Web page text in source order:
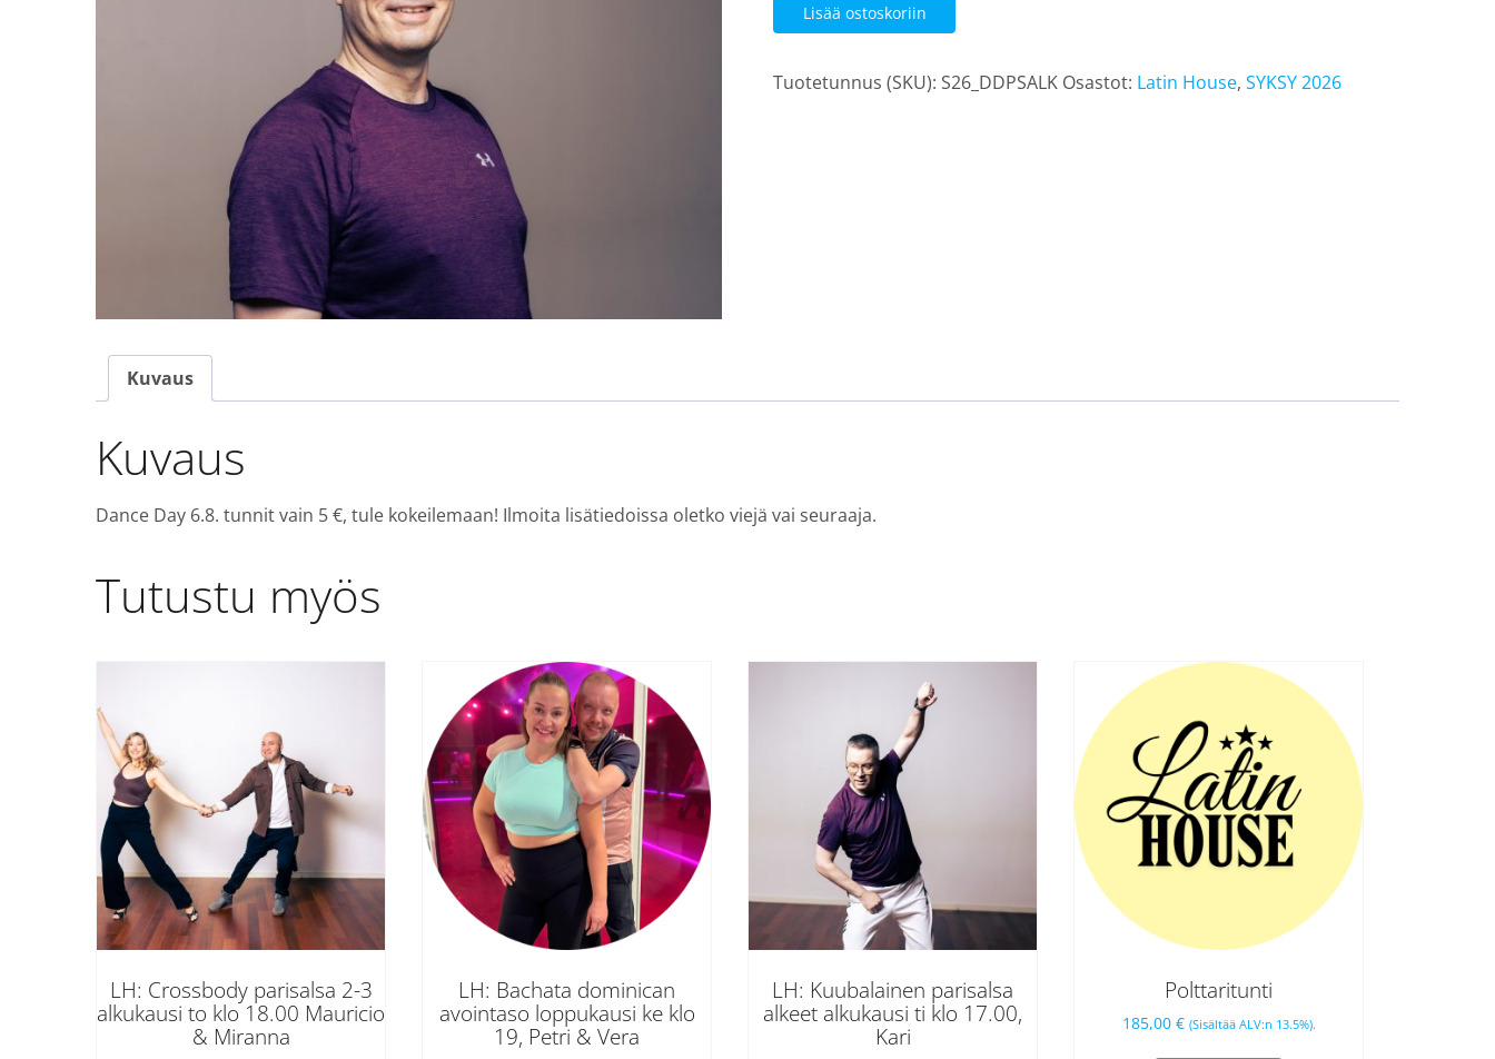
Dance
6.8.
Lisää ostoskoriin
Tuotetunnus (SKU):S26_DDPSALK Osastot: Latin House,SYKSY 2026
Kuvaus
Kuvaus
Dance Day 6.8. tunnit vain 5 €, tule kokeilemaan! Ilmoita lisätiedoissa oletko viejä vai seuraaja.
Tutustu myös
LH: Crossbody parisalsa 2-3
alkukausi to klo 18.00 Mauricio
& Miranna
LH: Bachata dominican
avointaso loppukausi ke klo
19, Petri & Vera
LH: Kuubalainen parisalsa
alkeet alkukausi ti klo 17.00,
Kari
Polttaritunti
185,00 € (Sisältää ALV:n 13.5%).